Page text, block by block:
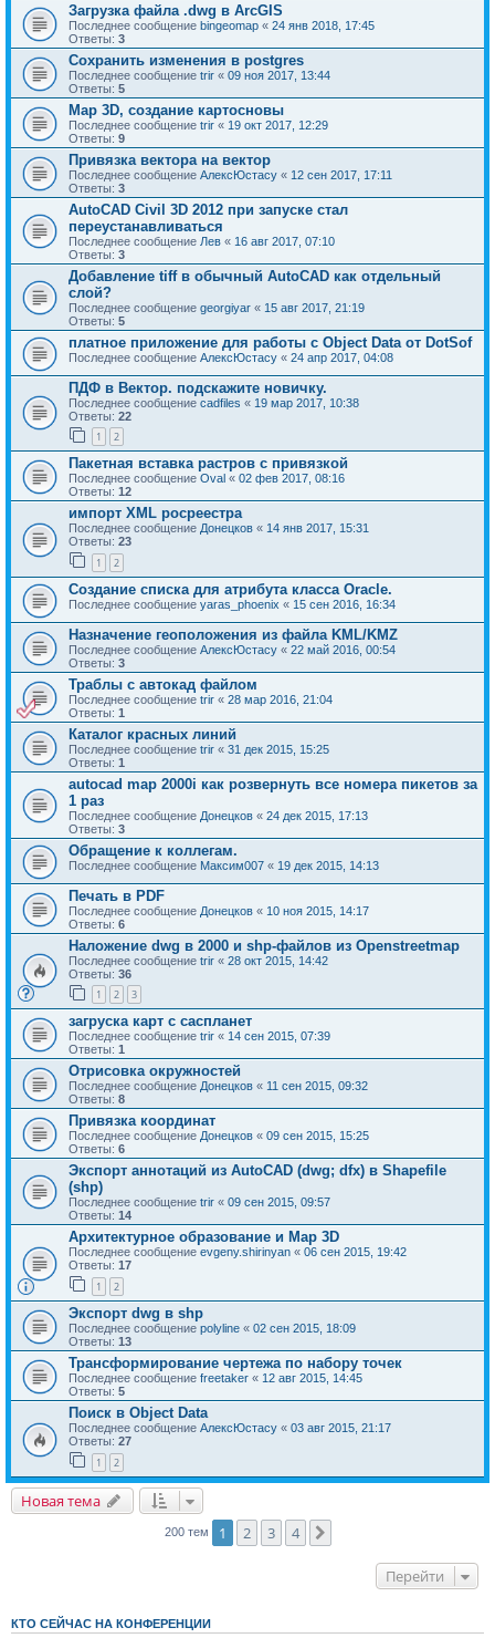
Загрузка файла .dwg в ArcGIS
Последнее сообщение bingeomap « 24 янв 2018, 17:45
Ответы: 3
Сохранить изменения в postgres
Последнее сообщение trir « 09 ноя 2017, 13:44
Ответы: 5
Map 3D, создание картосновы
Последнее сообщение trir « 19 окт 2017, 12:29
Ответы: 9
Привязка вектора на вектор
Последнее сообщение АлексЮстасу « 12 сен 2017, 17:11
Ответы: 3
AutoCAD Civil 3D 2012 при запуске стал
переустанавливаться
Последнее сообщение Лев « 16 авг 2017, 07:10
Ответы: 3
Добавление tiff в обычный AutoCAD как отдельный
слой?
Последнее сообщение georgiyar « 15 авг 2017, 21:19
Ответы: 5
платное приложение для работы с Object Data от DotSof
Последнее сообщение АлексЮстасу « 24 апр 2017, 04:08
ПДФ в Вектор. подскажите новичку.
Последнее сообщение cadfiles « 19 мар 2017, 10:38
Ответы: 22
1 2
Пакетная вставка растров с привязкой
Последнее сообщение Oval « 02 фев 2017, 08:16
Ответы: 12
импорт XML росреестра
Последнее сообщение Донецков « 14 янв 2017, 15:31
Ответы: 23
1 2
Создание списка для атрибута класса Oracle.
Последнее сообщение yaras_phoenix « 15 сен 2016, 16:34
Назначение геоположения из файла KML/KMZ
Последнее сообщение АлексЮстасу « 22 май 2016, 00:54
Ответы: 3
Траблы с автокад файлом
Последнее сообщение trir « 28 мар 2016, 21:04
Ответы: 1
Каталог красных линий
Последнее сообщение trir « 31 дек 2015, 15:25
Ответы: 1
autocad map 2000i как розвернуть все номера пикетов за
1 раз
Последнее сообщение Донецков « 24 дек 2015, 17:13
Ответы: 3
Обращение к коллегам.
Последнее сообщение Максим007 « 19 дек 2015, 14:13
Печать в PDF
Последнее сообщение Донецков « 10 ноя 2015, 14:17
Ответы: 6
Наложение dwg в 2000 и shp-файлов из Openstreetmap
Последнее сообщение trir « 28 окт 2015, 14:42
Ответы: 36
1 2 3
загруска карт с саспланет
Последнее сообщение trir « 14 сен 2015, 07:39
Ответы: 1
Отрисовка окружностей
Последнее сообщение Донецков « 11 сен 2015, 09:32
Ответы: 8
Привязка координат
Последнее сообщение Донецков « 09 сен 2015, 15:25
Ответы: 6
Экспорт аннотаций из AutoCAD (dwg; dfx) в Shapefile
(shp)
Последнее сообщение trir « 09 сен 2015, 09:57
Ответы: 14
Архитектурное образование и Map 3D
Последнее сообщение evgeny.shirinyan « 06 сен 2015, 19:42
Ответы: 17
1 2
Экспорт dwg в shp
Последнее сообщение polyline « 02 сен 2015, 18:09
Ответы: 13
Трансформирование чертежа по набору точек
Последнее сообщение freetaker « 12 авг 2015, 14:45
Ответы: 5
Поиск в Object Data
Последнее сообщение АлексЮстасу « 03 авг 2015, 21:17
Ответы: 27
1 2
Новая тема
200 тем 1 2 3 4
Перейти
КТО СЕЙЧАС НА КОНФЕРЕНЦИИ